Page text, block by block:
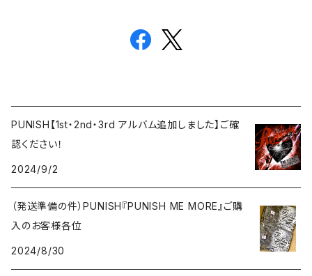
PUNISH【1st・2nd・3rd アルバム追加しました】ご確
認ください！
2024/9/2
（発送準備の件）PUNISH『PUNISH ME MORE』ご購
入のお客様各位
2024/8/30